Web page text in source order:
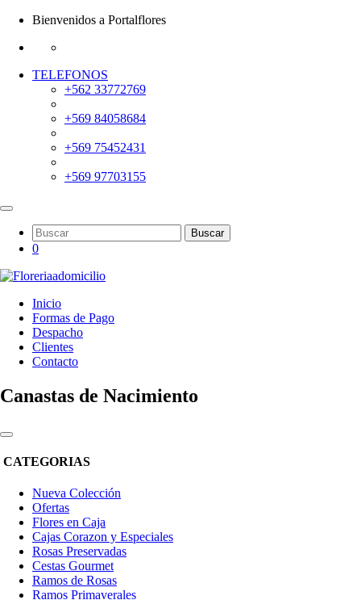
Bienvenidos a Portalflores
TELEFONOS
+562 33772769
+569 84058684
+569 75452431
+569 97703155
Buscar
0
Inicio
Formas de Pago
Despacho
Clientes
Contacto
Canastas de Nacimiento
CATEGORIAS
Nueva Colección
Ofertas
Flores en Caja
Cajas Corazon y Especiales
Rosas Preservadas
Cestas Gourmet
Ramos de Rosas
Ramos Primaverales